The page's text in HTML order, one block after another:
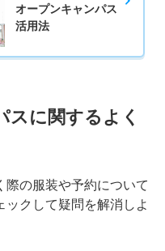
オープンキャンパス
活用法
スに関するよく
際の服装や予約について
ックして疑問を解消しよ